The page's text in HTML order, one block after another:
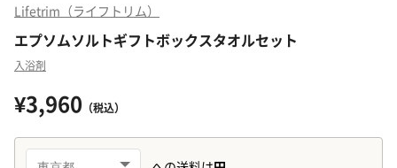
Lifetrim（ライフトリム）
エプソムソルトギフトボックスタオルセット
入浴剤
¥3,960 （税込）